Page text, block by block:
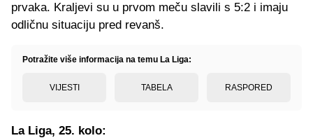
prvaka. Kraljevi su u prvom meču slavili s 5:2 i imaju
odličnu situaciju pred revanš.
Potražite više informacija na temu La Liga:
VIJESTI TABELA RASPORED
La Liga, 25. kolo: